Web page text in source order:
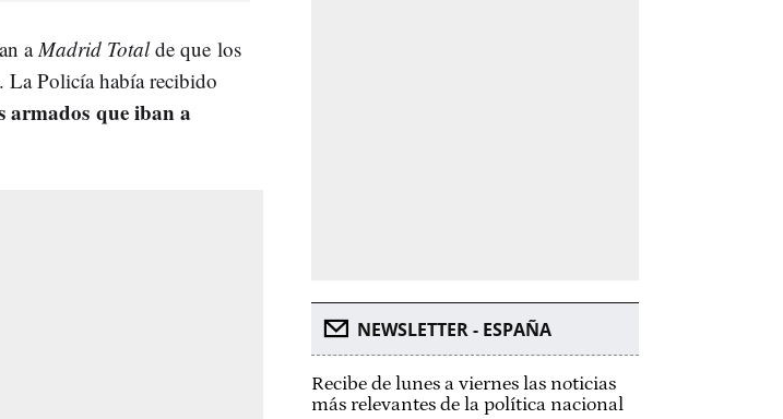
a Madrid Totalde que los
La Policía había recibido
armados que iban a
NEWSLETTER - ESPAÑA
Recibe de lunes a viernes las noticias
más relevantes de la política nacional